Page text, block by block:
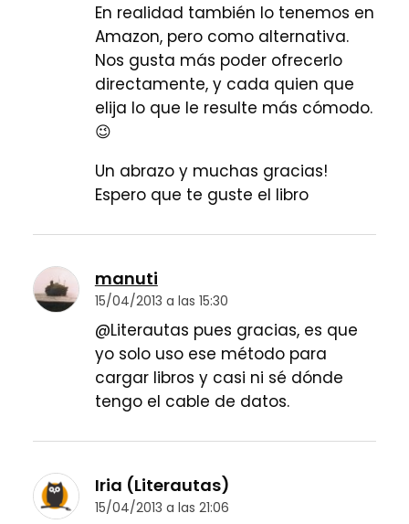
En realidad también lo tenemos en
Amazon, pero como alternativa.
Nos gusta más poder ofrecerlo
directamente, y cada quien que
elija lo que le resulte más cómodo.
😉
Un abrazo y muchas gracias!
Espero que te guste el libro
manuti
15/04/2013 a las 15:30
@Literautas pues gracias, es que
yo solo uso ese método para
cargar libros y casi ni sé dónde
tengo el cable de datos.
Iria (Literautas)
15/04/2013 a las 21:06